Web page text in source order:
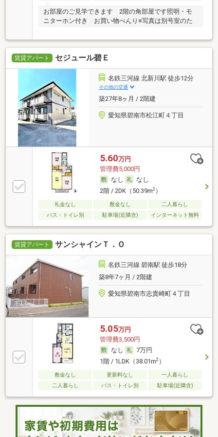
お部屋のご見学できます 2階の角部屋です照明・モ
ニターホン付き お買い物べんり※写真は別号室のた
賃貸アパート セジュール碧Ｅ
名鉄三河線 北新川駅 徒歩12分
その他の交通
築27年8ヶ月 / 2階建
愛知県碧南市松江町４丁目
5.60万円
管理費5,000円
なし
なし
2階 / 2DK（50.39m2）
礼金なし 敷金なし
二人暮らし
バス・トイレ別
駐車場(近隣含) インターネット無料
賃貸アパート サンシャインＴ．Ｏ
名鉄三河線 碧南駅 徒歩18分
築8年7ヶ月 / 2階建
愛知県碧南市志貴崎町４丁目
5.05万円
管理費3,500円
なし
7万円
1階 / 1LDK（38.01m2）
敷金なし 更新料なし
一人暮らし
二人暮らし
バス・トイレ別 駐車場(近隣含)